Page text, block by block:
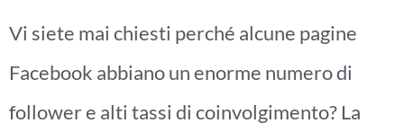
Vi siete mai chiesti perché alcune pagine
Facebook abbiano un enorme numero di
follower e alti tassi di coinvolgimento? La